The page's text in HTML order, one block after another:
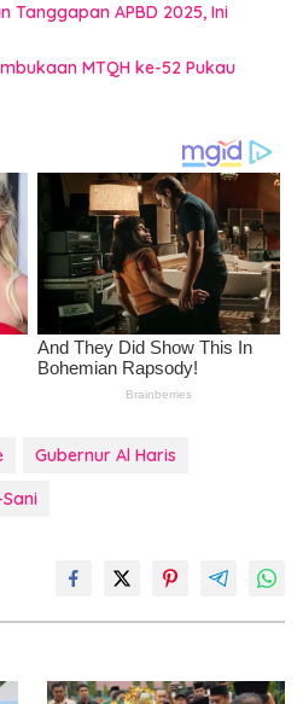
Tanggapan APBD 2025, Ini
MTQH ke-52 Pukau
Gubernur Al Haris